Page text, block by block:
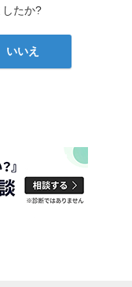
たか?
いいえ